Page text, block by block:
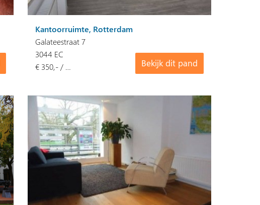
Kantoorruimte, Rotterdam
Galateestraat 7
Bekijk dit pand
3044 EC
€ 350,- / …